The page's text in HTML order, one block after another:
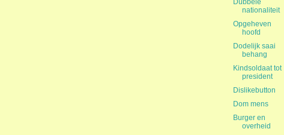
Dubbele
nationaliteit
Opgeheven
hoofd
Dodelijk saai
behang
Kindsoldaat tot
president
Dislikebutton
Dom mens
Burger en
overheid